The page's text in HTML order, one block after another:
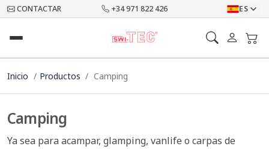
CONTACTAR +34 971 822 426 ES
Inicio Productos Camping
Camping
Ya sea para acampar, glamping, vanlife o carpas de